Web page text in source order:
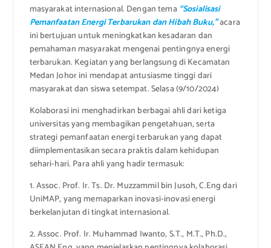
masyarakat internasional. Dengan tema“Sosialisasi
Pemanfaatan Energi Terbarukan dan Hibah Buku,”acara
ini bertujuan untuk meningkatkan kesadaran dan
pemahaman masyarakat mengenai pentingnya energi
terbarukan. Kegiatan yang berlangsung di Kecamatan
Medan Johor ini mendapat antusiasme tinggi dari
masyarakat dan siswa setempat. Selasa (9/10/2024)
Kolaborasi ini menghadirkan berbagai ahli dari ketiga
universitas yang membagikan pengetahuan, serta
strategi pemanfaatan energi terbarukan yang dapat
diimplementasikan secara praktis dalam kehidupan
sehari-hari. Para ahli yang hadir termasuk:
1. Assoc. Prof. Ir. Ts. Dr. Muzzammil bin Jusoh, C.Eng dari
UniMAP, yang memaparkan inovasi-inovasi energi
berkelanjutan di tingkat internasional.
2. Assoc. Prof. Ir. Muhammad Iwanto, S.T., M.T., Ph.D.,